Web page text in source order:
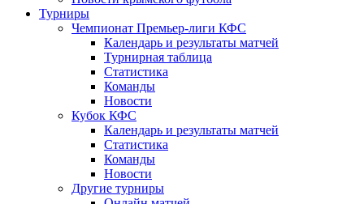
Турниры
Чемпионат Премьер-лиги КФС
Календарь и результаты матчей
Турнирная таблица
Статистика
Команды
Новости
Кубок КФС
Календарь и результаты матчей
Статистика
Команды
Новости
Другие турниры